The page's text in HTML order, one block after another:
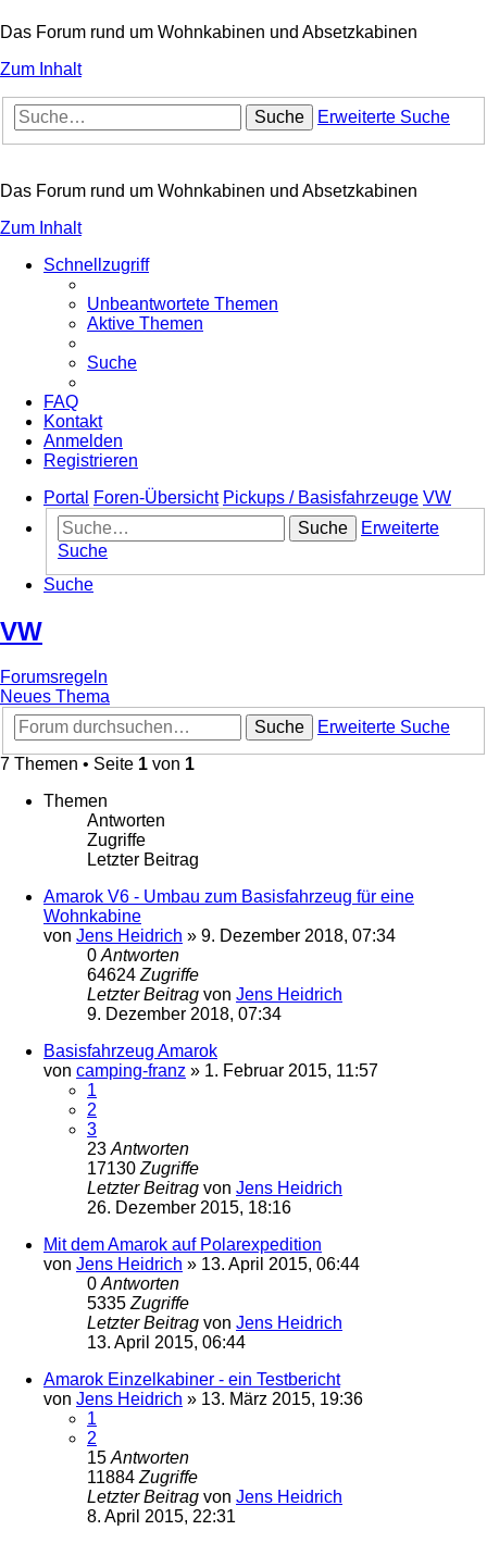
Das Forum rund um Wohnkabinen und Absetzkabinen
Zum Inhalt
Suche Erweiterte Suche
Das Forum rund um Wohnkabinen und Absetzkabinen
Zum Inhalt
Schnellzugriff
Unbeantwortete Themen
Aktive Themen
Suche
FAQ
Kontakt
Anmelden
Registrieren
Portal
Foren-Übersicht Pickups / Basisfahrzeuge VW
Suche
Erweiterte
Suche
Suche
VW
Forumsregeln
Neues Thema
Suche
Erweiterte Suche
7 Themen • Seite 1 von 1
Themen
Antworten
Zugriffe
Letzter Beitrag
Amarok V6 - Umbau zum Basisfahrzeug für eine
Wohnkabine
von Jens Heidrich » 9. Dezember 2018, 07:34
0 Antworten
64624 Zugriffe
Letzter Beitrag von Jens Heidrich
9. Dezember 2018, 07:34
Basisfahrzeug Amarok
von camping-franz » 1. Februar 2015, 11:57
1
2
3
23 Antworten
17130 Zugriffe
Letzter Beitrag von Jens Heidrich
26. Dezember 2015, 18:16
Mit dem Amarok auf Polarexpedition
von Jens Heidrich » 13. April 2015, 06:44
0 Antworten
5335 Zugriffe
Letzter Beitrag von Jens Heidrich
13. April 2015, 06:44
Amarok Einzelkabiner - ein Testbericht
von Jens Heidrich » 13. März 2015, 19:36
1
2
15 Antworten
11884 Zugriffe
Letzter Beitrag von Jens Heidrich
8. April 2015, 22:31